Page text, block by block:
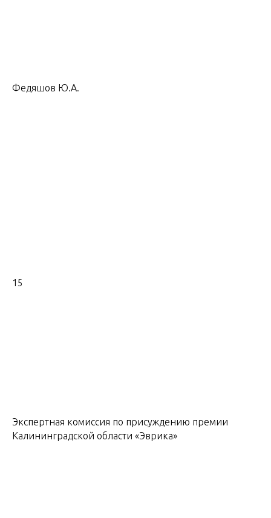
Федяшов Ю.А.
15
Экспертная комиссия по присуждению премии
Калининградской области «Эврика»